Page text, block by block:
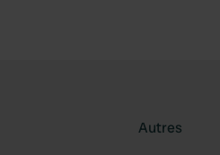
Autres